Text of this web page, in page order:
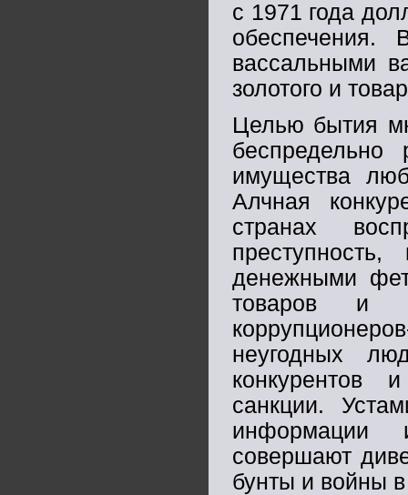
с 1971 года
обеспечения.
вассальными
золотого и
Целью бытия
имущества
Алчная
странах
денежными
товаров и
неугодных
конкурентов
санкции.
информации
совершают
бунты и войны